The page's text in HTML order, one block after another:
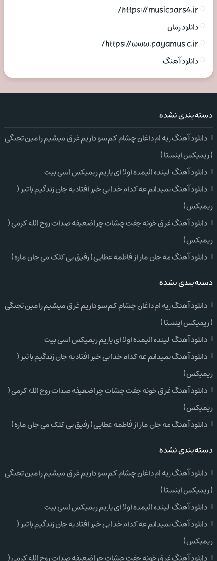
https://musicpars4.ir/
دانلود رمان
https://www.payamusic.ir/
دانلود آهنگ
دسته‌بندی نشده
دانلود آهنگ ریه ام داغان چشام کم سو داریم غرق میشیم رامین تجنگی
( ریمیکس اینستا )
دانلود آهنگ الینده الیمده اولا ای یاریم ریمیکس اسی بیت
دانلود آهنگ نمیدانم عه کدام خدا بی خبر افتاد به جان زندگیم با تبر (
ریمیکس )
دانلود آهنگ غرق خونه جفت چشات چرا ضعیفه صدات روح الله کرمی (
ریمیکس )
دانلود آهنگ مه جان مار از فاطمه عطایی ( رفیق بی کلک می جان ماره )
دسته‌بندی نشده
دانلود آهنگ ریه ام داغان چشام کم سو داریم غرق میشیم رامین تجنگی
( ریمیکس اینستا )
دانلود آهنگ الینده الیمده اولا ای یاریم ریمیکس اسی بیت
دانلود آهنگ نمیدانم عه کدام خدا بی خبر افتاد به جان زندگیم با تبر (
ریمیکس )
دانلود آهنگ غرق خونه جفت چشات چرا ضعیفه صدات روح الله کرمی (
ریمیکس )
دانلود آهنگ مه جان مار از فاطمه عطایی ( رفیق بی کلک می جان ماره )
دسته‌بندی نشده
دانلود آهنگ ریه ام داغان چشام کم سو داریم غرق میشیم رامین تجنگی
( ریمیکس اینستا )
دانلود آهنگ الینده الیمده اولا ای یاریم ریمیکس اسی بیت
دانلود آهنگ نمیدانم عه کدام خدا بی خبر افتاد به جان زندگیم با تبر (
ریمیکس )
دانلود آهنگ غرق خونه جفت چشات چرا ضعیفه صدات روح الله کرمی (